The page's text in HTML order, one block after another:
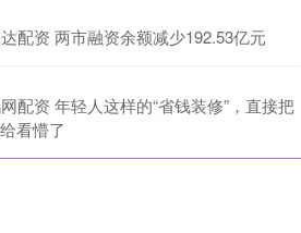
配资 两市融资余额减少192.53亿元
配资 年轻人这样的“省钱装修”，直接把
看懵了